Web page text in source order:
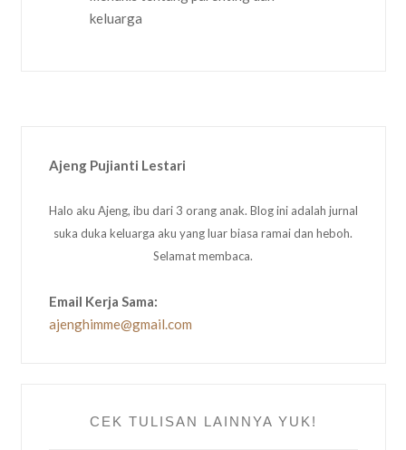
Ajeng Pujianti Lestari
Halo aku Ajeng, ibu dari 3 orang anak. Blog ini adalah jurnal
suka duka keluarga aku yang luar biasa ramai dan heboh.
Selamat membaca.
Email Kerja Sama:
ajenghimme@gmail.com
CEK TULISAN LAINNYA YUK!